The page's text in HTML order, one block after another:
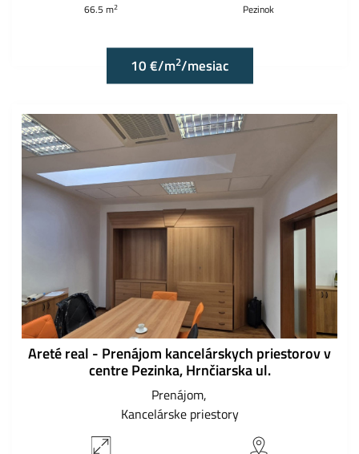
66.5 m2 Pezinok
10 €/m2/mesiac
Areté real - Prenájom kancelárskych priestorov v
centre Pezinka, Hrnčiarska ul.
Prenájom
Kancelárske priestory